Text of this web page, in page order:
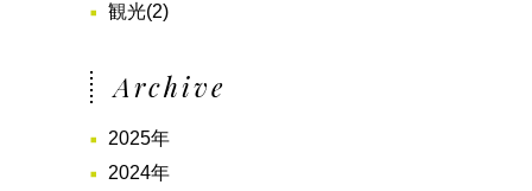
観光(2)
Archive
2025年
2024年